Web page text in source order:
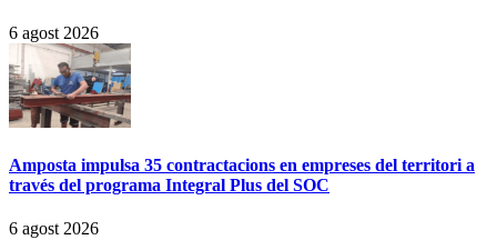
6 agost 2026
Amposta impulsa 35 contractacions en empreses del territori a
través del programa Integral Plus del SOC
6 agost 2026